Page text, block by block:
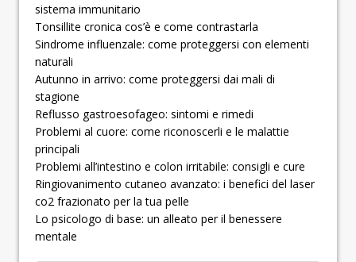
sistema immunitario
Tonsillite cronica cos’è e come contrastarla
Sindrome influenzale: come proteggersi con elementi
naturali
Autunno in arrivo: come proteggersi dai mali di
stagione
Reflusso gastroesofageo: sintomi e rimedi
Problemi al cuore: come riconoscerli e le malattie
principali
Problemi all’intestino e colon irritabile: consigli e cure
Ringiovanimento cutaneo avanzato: i benefici del laser
co2 frazionato per la tua pelle
Lo psicologo di base: un alleato per il benessere
mentale